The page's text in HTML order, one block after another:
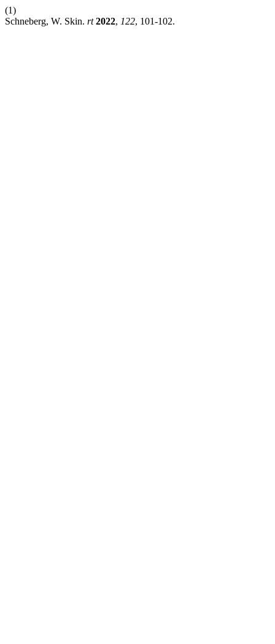
(1)
Schneberg, W. Skin. rt 2022, 122, 101-102.